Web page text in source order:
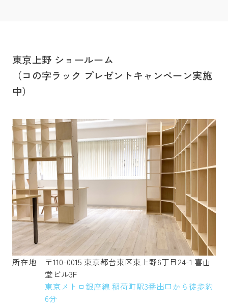
東京上野 ショールーム
（コの字ラック プレゼントキャンペーン実施
中）
所在地
〒110-0015 東京都台東区東上野6丁目24-1 喜山
堂ビル3F
東京メトロ銀座線 稲荷町駅3番出口から徒歩約
6分